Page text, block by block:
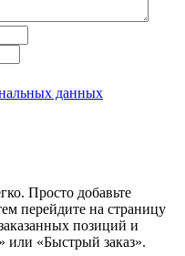
данных
Просто добавьте
перейдите на страницу
позиций и
или «Быстрый заказ».